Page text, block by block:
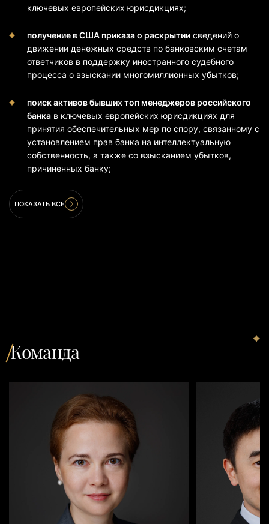
ключевых европейских юрисдикциях;
получение в США приказа о раскрытии сведений о
движении денежных средств по банковским счетам
ответчиков в поддержку иностранного судебного
процесса о взыскании многомиллионных убытков;
поиск активов бывших топ менеджеров российского
банка в ключевых европейских юрисдикциях для
принятия обеспечительных мер по спору, связанному с
установлением прав банка на интеллектуальную
собственность, а также со взысканием убытков,
причиненных банку;
ПОКАЗАТЬ ВСЕ
Команда